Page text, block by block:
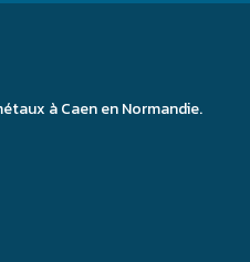
à Caen en Normandie.